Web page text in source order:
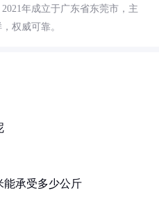
年成立于广东省东莞市，主
权威可靠。
能承受多少公斤